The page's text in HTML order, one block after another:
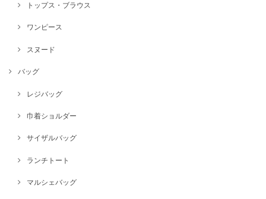
トップス・ブラウス
ワンピース
スヌード
バッグ
レジバッグ
巾着ショルダー
サイザルバッグ
ランチトート
マルシェバッグ